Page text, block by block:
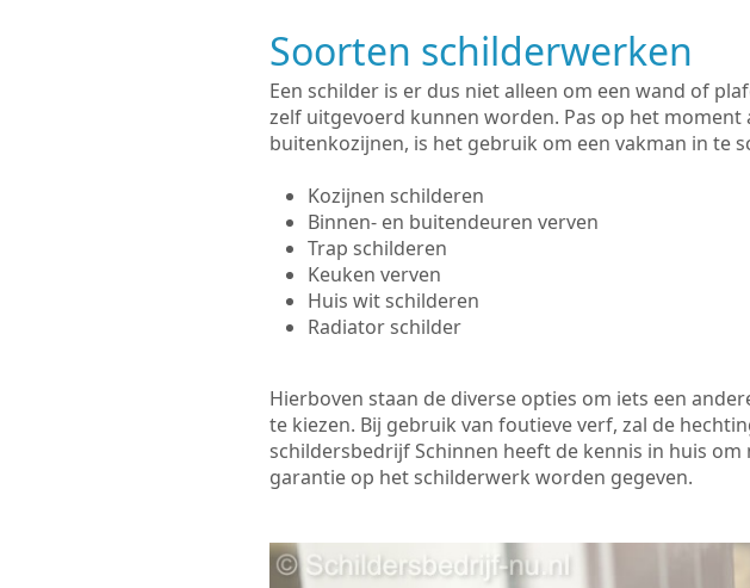
Soorten schilderwerken
Een schilder is er dus niet alleen om een wand of
zelf uitgevoerd kunnen worden. Pas op het
buitenkozijnen, is het gebruik om een vakman in te
Kozijnen schilderen
Binnen- en buitendeuren verven
Trap schilderen
Keuken verven
Huis wit schilderen
Radiator schilder
Hierboven staan de diverse opties om iets een
te kiezen. Bij gebruik van foutieve verf, zal de
schildersbedrijf Schinnen heeft de kennis in huis
garantie op het schilderwerk worden gegeven.